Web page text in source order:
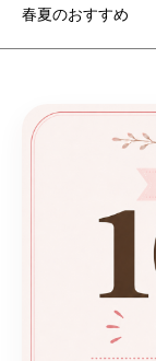
春夏のおすすめ